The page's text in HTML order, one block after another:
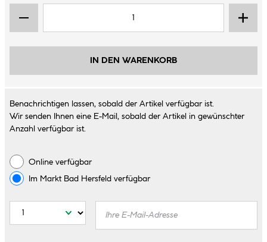
IN DEN WARENKORB
Benachrichtigen lassen, sobald der Artikel verfügbar ist.
Wir senden Ihnen eine E-Mail, sobald der Artikel in gewünschter
Anzahl verfügbar ist.
Online verfügbar
Im Markt Bad Hersfeld verfügbar